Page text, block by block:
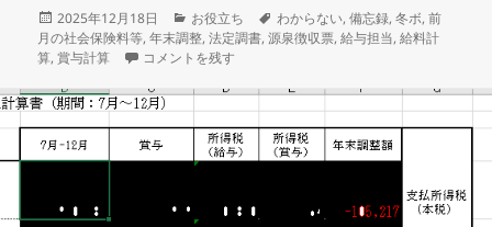
投
稿
日:
2025年12月18日
カ
テ
ゴ
ー
お役立ち
タ
グ
わからない,備忘録,冬ボ,前
月の社会保険料等,年末調整,法定調書,源泉徴収票,給与担当,給料計
算,賞与計算 賞与の計算をするときに出てくるアレ！前月の社会保険
コメントを残す